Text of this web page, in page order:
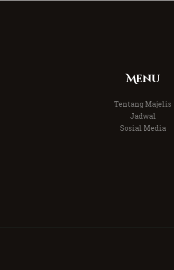
Menu
Tentang Majelis
Jadwal
Sosial Media